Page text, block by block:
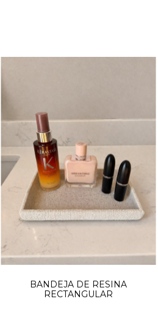
BANDEJA DE RESINA
RECTANGULAR